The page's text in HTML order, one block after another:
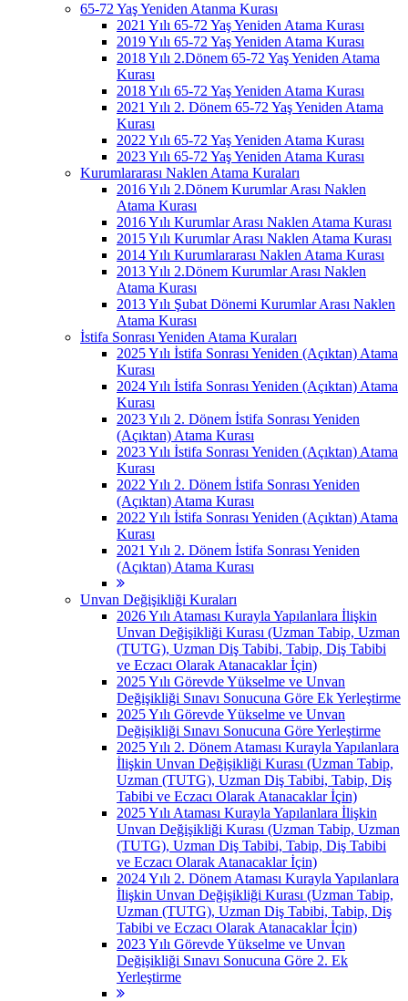
65-72 Yaş Yeniden Atanma Kurası
2021 Yılı 65-72 Yaş Yeniden Atama Kurası
2019 Yılı 65-72 Yaş Yeniden Atama Kurası
2018 Yılı 2.Dönem 65-72 Yaş Yeniden Atama
Kurası
2018 Yılı 65-72 Yaş Yeniden Atama Kurası
2021 Yılı 2. Dönem 65-72 Yaş Yeniden Atama
Kurası
2022 Yılı 65-72 Yaş Yeniden Atama Kurası
2023 Yılı 65-72 Yaş Yeniden Atama Kurası
Kurumlararası Naklen Atama Kuraları
2016 Yılı 2.Dönem Kurumlar Arası Naklen
Atama Kurası
2016 Yılı Kurumlar Arası Naklen Atama Kurası
2015 Yılı Kurumlar Arası Naklen Atama Kurası
2014 Yılı Kurumlararası Naklen Atama Kurası
2013 Yılı 2.Dönem Kurumlar Arası Naklen
Atama Kurası
2013 Yılı Şubat Dönemi Kurumlar Arası Naklen
Atama Kurası
İstifa Sonrası Yeniden Atama Kuraları
2025 Yılı İstifa Sonrası Yeniden (Açıktan) Atama
Kurası
2024 Yılı İstifa Sonrası Yeniden (Açıktan) Atama
Kurası
2023 Yılı 2. Dönem İstifa Sonrası Yeniden
(Açıktan) Atama Kurası
2023 Yılı İstifa Sonrası Yeniden (Açıktan) Atama
Kurası
2022 Yılı 2. Dönem İstifa Sonrası Yeniden
(Açıktan) Atama Kurası
2022 Yılı İstifa Sonrası Yeniden (Açıktan) Atama
Kurası
2021 Yılı 2. Dönem İstifa Sonrası Yeniden
(Açıktan) Atama Kurası
Unvan Değişikliği Kuraları
2026 Yılı Ataması Kurayla Yapılanlara İlişkin
Unvan Değişikliği Kurası (Uzman Tabip, Uzman
(TUTG), Uzman Diş Tabibi, Tabip, Diş Tabibi
ve Eczacı Olarak Atanacaklar İçin)
2025 Yılı Görevde Yükselme ve Unvan
Değişikliği Sınavı Sonucuna Göre Ek Yerleştirme
2025 Yılı Görevde Yükselme ve Unvan
Değişikliği Sınavı Sonucuna Göre Yerleştirme
2025 Yılı 2. Dönem Ataması Kurayla Yapılanlara
İlişkin Unvan Değişikliği Kurası (Uzman Tabip,
Uzman (TUTG), Uzman Diş Tabibi, Tabip, Diş
Tabibi ve Eczacı Olarak Atanacaklar İçin)
2025 Yılı Ataması Kurayla Yapılanlara İlişkin
Unvan Değişikliği Kurası (Uzman Tabip, Uzman
(TUTG), Uzman Diş Tabibi, Tabip, Diş Tabibi
ve Eczacı Olarak Atanacaklar İçin)
2024 Yılı 2. Dönem Ataması Kurayla Yapılanlara
İlişkin Unvan Değişikliği Kurası (Uzman Tabip,
Uzman (TUTG), Uzman Diş Tabibi, Tabip, Diş
Tabibi ve Eczacı Olarak Atanacaklar İçin)
2023 Yılı Görevde Yükselme ve Unvan
Değişikliği Sınavı Sonucuna Göre 2. Ek
Yerleştirme